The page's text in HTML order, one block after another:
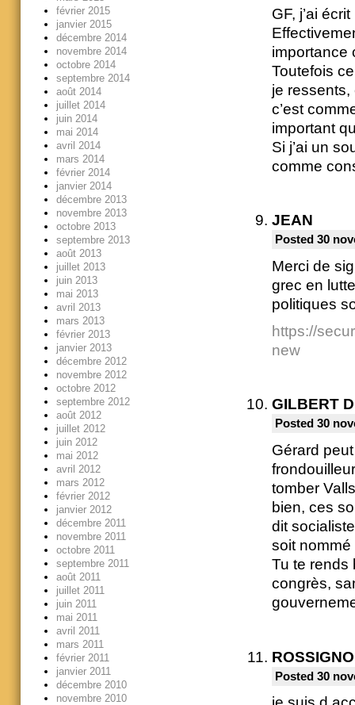
GF, j’ai
importance
Toutefois
je ressents,
c’est
important
Si j’ai un
comme
JEAN
Posted 30
Merci de
grec en
politiques
https://
new
GILBERT
Posted 30
Gérard
tomber
bien, ces
dit
soit nommé
Tu te rends
congrès,
Posted 30
février 2015
janvier 2015
décembre 2014
novembre 2014
octobre 2014
septembre 2014
août 2014
juillet 2014
juin 2014
mai 2014
avril 2014
mars 2014
février 2014
janvier 2014
décembre 2013
novembre 2013
octobre 2013
septembre 2013
août 2013
juillet 2013
juin 2013
mai 2013
avril 2013
mars 2013
février 2013
janvier 2013
décembre 2012
novembre 2012
octobre 2012
septembre 2012
août 2012
juillet 2012
juin 2012
mai 2012
avril 2012
mars 2012
février 2012
janvier 2012
décembre 2011
novembre 2011
octobre 2011
septembre 2011
août 2011
juillet 2011
juin 2011
mai 2011
avril 2011
mars 2011
février 2011
janvier 2011
décembre 2010
novembre 2010